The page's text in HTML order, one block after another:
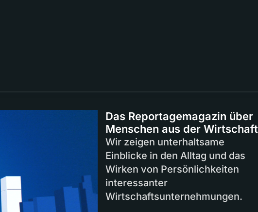
Das Reportagemagazin über
Menschen aus der Wirtschaft
Wir zeigen unterhaltsame
Einblicke in den Alltag und das
Wirken von Persönlichkeiten
interessanter
Wirtschaftsunternehmungen.